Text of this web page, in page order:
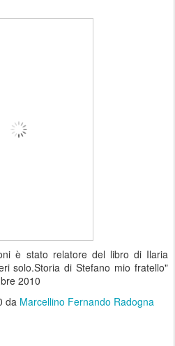
è stato relatore del libro di Ilaria
solo.Storia di Stefano mio fratello"
2010
da Marcellino Fernando Radogna